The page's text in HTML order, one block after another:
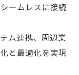
ームレスに接続
ム連携、周辺業
と最適化を実現